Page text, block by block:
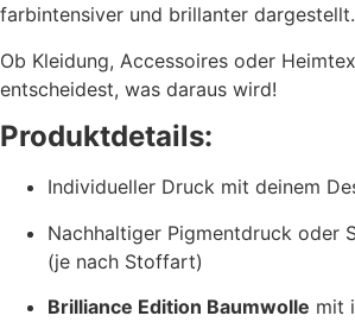
farbintensiver und brillanter dargestellt.
Ob Kleidung, Accessoires oder
entscheidest, was daraus wird!
Produktdetails:
Individueller Druck mit deinem
Nachhaltiger Pigmentdruck oder
(je nach Stoffart)
Brilliance Edition Baumwolle mit